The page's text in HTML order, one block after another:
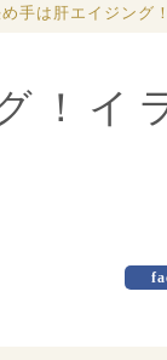
手は肝エイジング
！イ